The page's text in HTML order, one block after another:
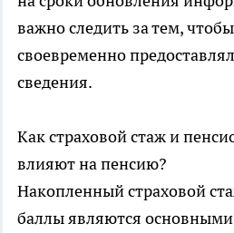
важно следить за тем,
своевременно
сведения.
Как страховой стаж и
влияют на пенсию?
Накопленный страховой
баллы являются